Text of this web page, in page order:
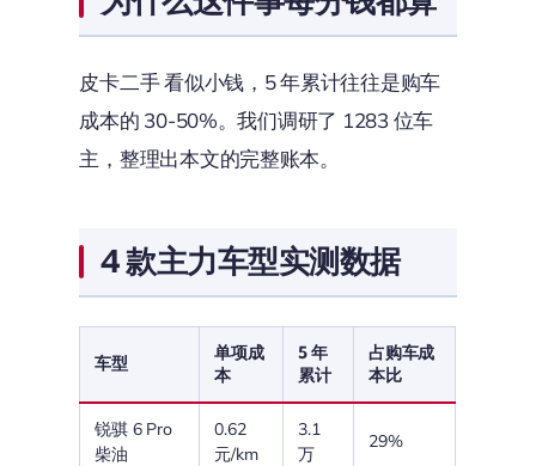
皮卡二手 看似小钱，5 年累计往往是购车
成本的 30-50%。我们调研了 1283 位车
主，整理出本文的完整账本。
4 款主力车型实测数据
车型
单项成
本
5 年
累计
占购车成
本比
锐骐 6 Pro
柴油
0.62
元/km
3.1
万
29%